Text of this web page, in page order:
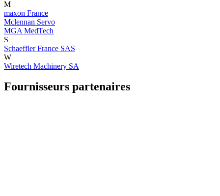
M
maxon France
Mclennan Servo
MGA MedTech
S
Schaeffler France SAS
W
Wiretech Machinery SA
Fournisseurs partenaires